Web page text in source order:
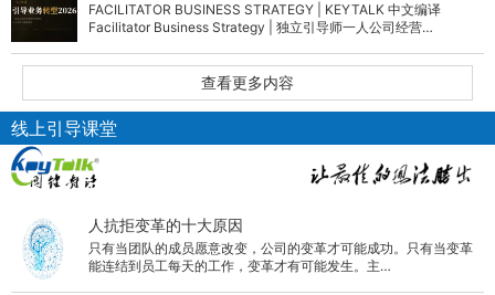
FACILITATOR BUSINESS STRATEGY | KEYTALK 中文编译
Facilitator Business Strategy | 独立引导师一人公司经营…
查看更多内容
线上引导课堂
人抗拒变革的十大原因
只有当团队的成员愿意改变，公司的变革才可能成功。只有当变革
能连结到员工每天的工作，变革才有可能发生。主…